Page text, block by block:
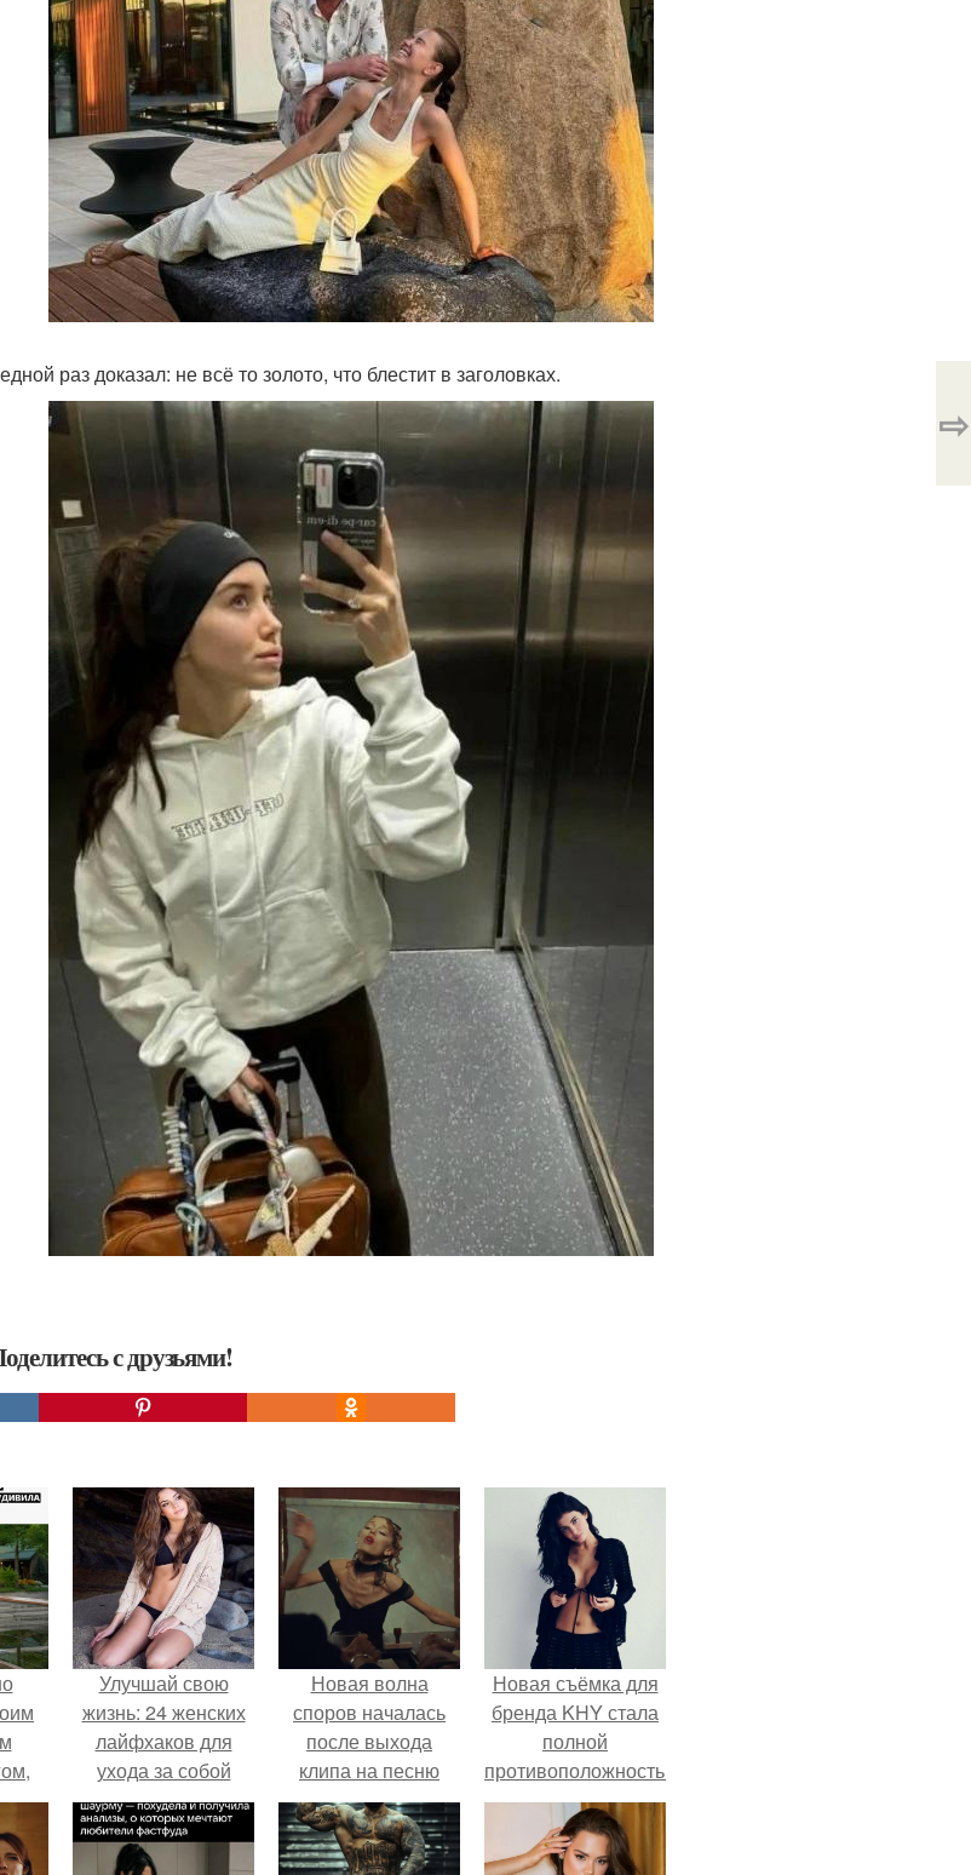
раз доказал: не всё то золото, что блестит в заголовках.
с друзьями!
⇨
Улучшай свою
жизнь: 24 женских
лайфхаков для
ухода за собой
Новая волна
споров началась
после выхода
клипа на песню
Petal.
Новая съёмка для
бренда KHY стала
полной
противоположностью
образу, с которым
кайли
ассоциировалась